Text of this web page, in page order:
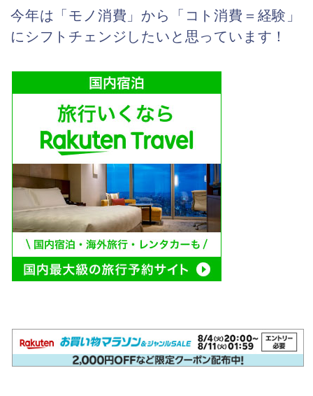
今年は「モノ消費」から「コト消費＝経験」
にシフトチェンジしたいと思っています！